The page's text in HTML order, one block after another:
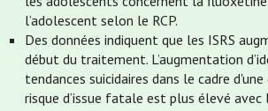
l’adolescent selon le RCP.
Des données indiquent que les ISRS
début du traitement. L’augmentation
tendances suicidaires dans le cadre
risque d’issue fatale est plus élevé avec